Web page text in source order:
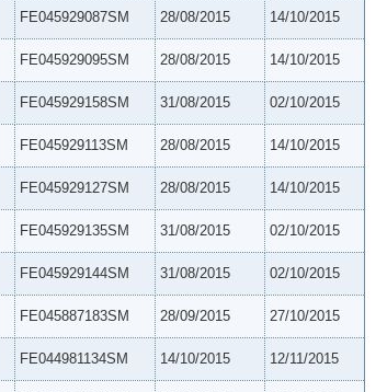
FE045929087SM 28/08/2015 14/10/2015
FE045929095SM 28/08/2015 14/10/2015
FE045929158SM 31/08/2015 02/10/2015
FE045929113SM 28/08/2015 14/10/2015
FE045929127SM 28/08/2015 14/10/2015
FE045929135SM 31/08/2015 02/10/2015
FE045929144SM 31/08/2015 02/10/2015
FE045887183SM 28/09/2015 27/10/2015
FE044981134SM 14/10/2015 12/11/2015